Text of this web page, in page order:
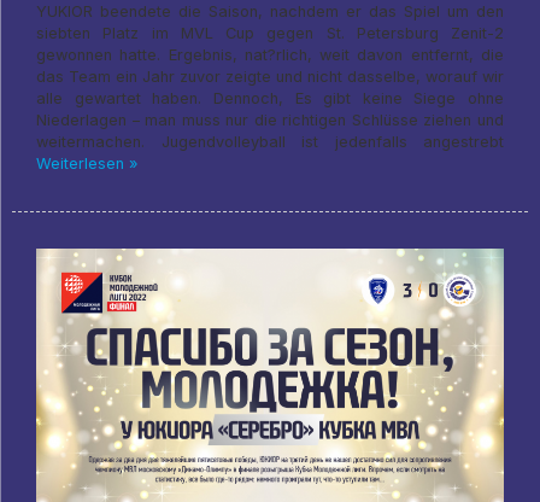
YUKIOR beendete die Saison, nachdem er das Spiel um den
siebten Platz im MVL Cup gegen St. Petersburg Zenit-2
gewonnen hatte. Ergebnis, nat?rlich, weit davon entfernt, die
das Team ein Jahr zuvor zeigte und nicht dasselbe, worauf wir
alle gewartet haben. Dennoch, Es gibt keine Siege ohne
Niederlagen – man muss nur die richtigen Schlüsse ziehen und
weitermachen. Jugendvolleyball ist jedenfalls angestrebt
Weiterlesen »